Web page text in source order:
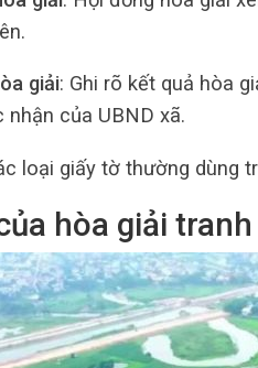
giải: Ghi rõ kết quả hòa
nhận của UBND xã.
loại giấy tờ thường dùng
hòa giải